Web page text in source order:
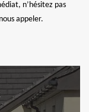
n’hésitez pas
appeler.